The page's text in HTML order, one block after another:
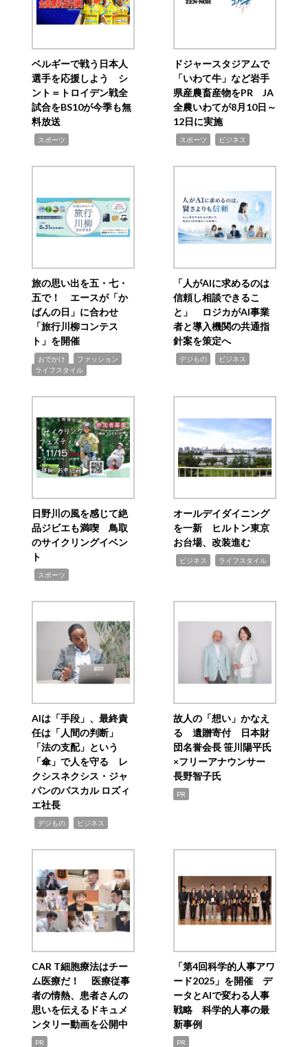
ベルギーで戦う日本人
選手を応援しよう シ
ント＝トロイデン戦全
試合をBS10が今季も無
料放送
スポーツ
ドジャースタジアムで
「いわて牛」など岩手
県産農畜産物をPR JA
全農いわてが8月10日～
12日に実施
スポーツ ビジネス
旅の思い出を五・七・
五で！ エースが「か
ばんの日」に合わせ
「旅行川柳コンテス
ト」を開催
おでかけ ファッション
ライフスタイル
「人がAIに求めるのは
信頼し相談できるこ
と」 ロジカがAI事業
者と導入機関の共通指
針案を策定へ
デジもの ビジネス
日野川の風を感じて絶
品ジビエも満喫 鳥取
のサイクリングイベン
ト
スポーツ
オールデイダイニング
を一新 ヒルトン東京
お台場、改装進む
ビジネス ライフスタイル
AIは「手段」、最終責
任は「人間の判断」
「法の支配」という
「傘」で人を守る レ
クシスネクシス・ジャ
パンのパスカル ロズィ
エ社長
デジもの ビジネス
故人の「想い」かなえ
る 遺贈寄付 日本財
団名誉会長 笹川陽平氏
×フリーアナウンサー
長野智子氏
PR
CAR T細胞療法はチー
ム医療だ！ 医療従事
者の情熱、患者さんの
思いを伝えるドキュメ
ンタリー動画を公開中
PR
「第4回科学的人事アワ
ード2025」を開催 デ
ータとAIで変わる人事
戦略 科学的人事の最
新事例
PR